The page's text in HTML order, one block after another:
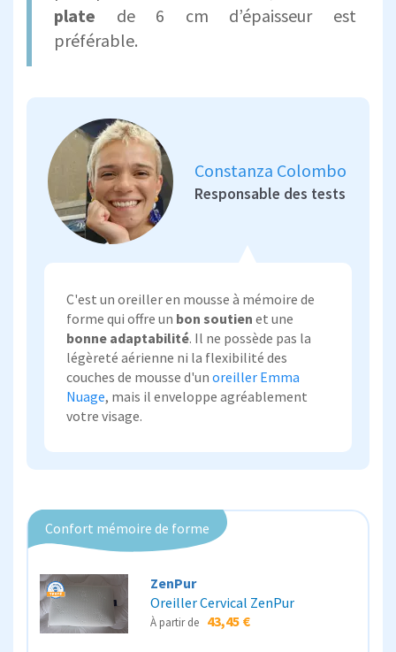
plate de 6 cm d’épaisseur est
préférable.
C'est un oreiller en mousse à mémoire de
forme qui offre un bon soutien et une
bonne adaptabilité. Il ne possède pas la
légèreté aérienne ni la flexibilité des
couches de mousse d'un oreiller Emma
Nuage, mais il enveloppe agréablement
votre visage.
Constanza Colombo
Responsable des tests
Confort mémoire de forme
ZenPur
Oreiller Cervical ZenPur
À partir de 43,45 €